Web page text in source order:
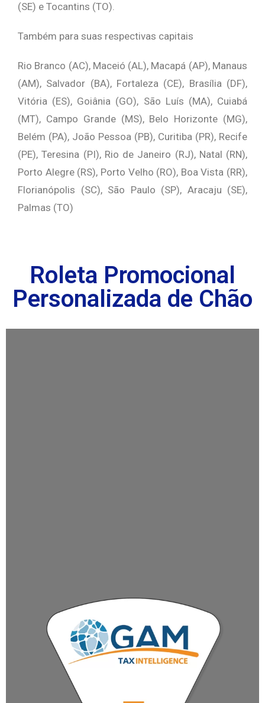
(SE) e Tocantins (TO).
Também para suas respectivas capitais
Rio Branco (AC), Maceió (AL), Macapá (AP), Manaus
(AM), Salvador (BA), Fortaleza (CE), Brasília (DF),
Vitória (ES), Goiânia (GO), São Luís (MA), Cuiabá
(MT), Campo Grande (MS), Belo Horizonte (MG),
Belém (PA), João Pessoa (PB), Curitiba (PR), Recife
(PE), Teresina (PI), Rio de Janeiro (RJ), Natal (RN),
Porto Alegre (RS), Porto Velho (RO), Boa Vista (RR),
Florianópolis (SC), São Paulo (SP), Aracaju (SE),
Palmas (TO)
Roleta Promocional
Personalizada de Chão